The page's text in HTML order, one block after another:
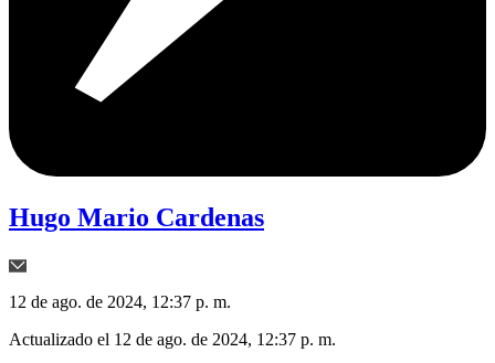
Hugo Mario Cardenas
12 de ago. de 2024, 12:37 p. m.
Actualizado el 12 de ago. de 2024, 12:37 p. m.